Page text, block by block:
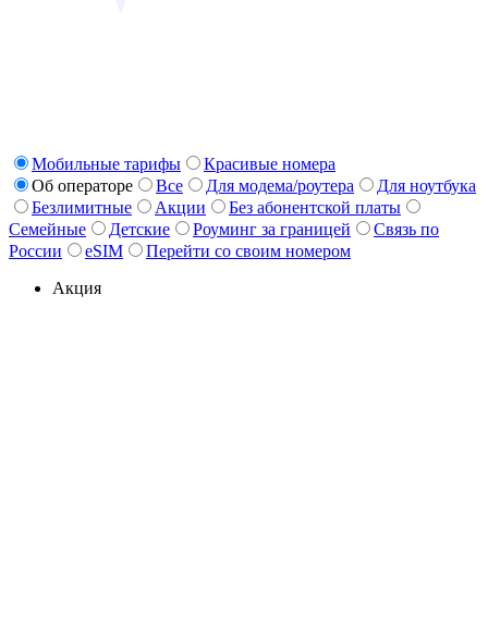
Мобильные тарифы
Красивые номера
Об операторе
Все Для модема/роутера
Для ноутбука
Безлимитные
Акции
Без абонентской платы
Семейные
Детские Роуминг за границей
Связь по
России
eSIM
Перейти со своим номером
Акция